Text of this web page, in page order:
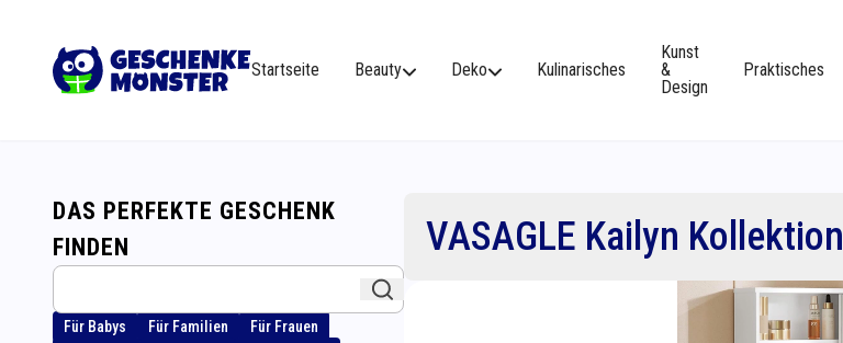
Startseite Beauty Deko Kulinarisches
Kunst
&
Design
Praktisches
VASAGLE Kailyn Kollektion
DAS PERFEKTE GESCHENK
FINDEN
Für Babys Für Familien
Für Frauen